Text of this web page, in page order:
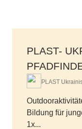
PLAST-
PLAST
Bildung für
1x...